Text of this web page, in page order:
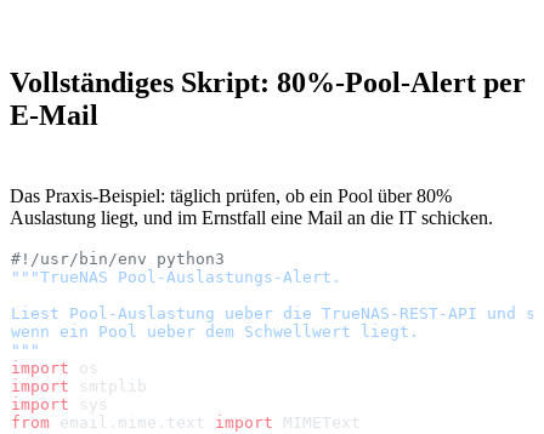
Vollständiges Skript: 80%-Pool-Alert per
E-Mail
Das Praxis-Beispiel: täglich prüfen, ob ein Pool über 80%
Auslastung liegt, und im Ernstfall eine Mail an die IT schicken.
#!/usr/bin/env python3
"""TrueNAS Pool-Auslastungs-Alert.
Liest Pool-Auslastung ueber die TrueNAS-REST-API und
wenn ein Pool ueber dem Schwellwert liegt.
"""
import os
import smtplib
import sys
from email.mime.text import MIMEText